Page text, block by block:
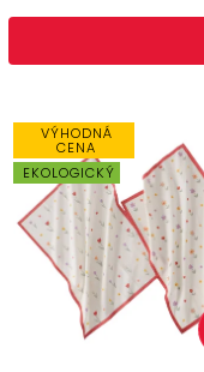
Nejlevnější
Abecedně
VÝHODNÁ
CENA
EKOLOGICKÝ